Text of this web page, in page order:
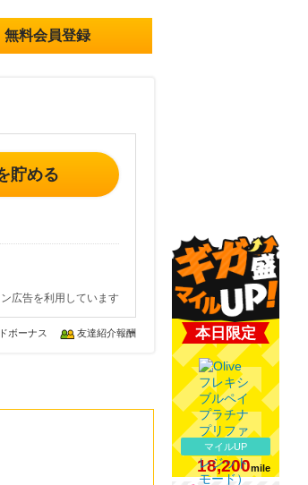
無料会員登録
貯める
広告を利用しています
ボーナス 友達紹介報酬 本日限定
マイルUP
18,200mile